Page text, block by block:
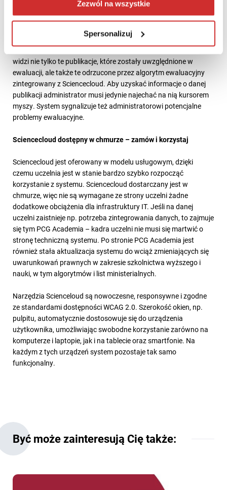
Zezwól na wszystkie
Spersonalizuj
Administrator ma możliwość korzystania z narzędzi
dobór publikacji dla uzyskania możliwie najwyższego wyniku
ewaluacji. W raporcie dotyczącym dyscypliny administrator
widzi nie tylko te publikacje, które zostały uwzględnione w
ewaluacji, ale także te odrzucone przez algorytm ewaluacyjny
zintegrowany z Sciencecloud. Aby uzyskać informacje o danej
publikacji administrator musi jedynie najechać na nią kursorem
myszy. System sygnalizuje też administratorowi potencjalne
problemy ewaluacyjne.
Sciencecloud dostępny w chmurze – zamów i korzystaj
Sciencecloud jest oferowany w modelu usługowym, dzięki
czemu uczelnia jest w stanie bardzo szybko rozpocząć
korzystanie z systemu. Sciencecloud dostarczany jest w
chmurze, więc nie są wymagane ze strony uczelni żadne
dodatkowe obciążenia dla infrastruktury IT. Jeśli na danej
uczelni zaistnieje np. potrzeba zintegrowania danych, to zajmuje
się tym PCG Academia – kadra uczelni nie musi się martwić o
stronę techniczną systemu. Po stronie PCG Academia jest
również stała aktualizacja systemu do wciąż zmieniających się
uwarunkowań prawnych w zakresie szkolnictwa wyższego i
nauki, w tym algorytmów i list ministerialnych.
Narzędzia Scienceloud są nowoczesne, responsywne i zgodne
ze standardami dostępności WCAG 2.0. Szerokość okien, np.
pulpitu, automatycznie dostosowuje się do urządzenia
użytkownika, umożliwiając swobodne korzystanie zarówno na
komputerze i laptopie, jak i na tablecie oraz smartfonie. Na
każdym z tych urządzeń system pozostaje tak samo
funkcjonalny.
Być może zainteresują Cię także: